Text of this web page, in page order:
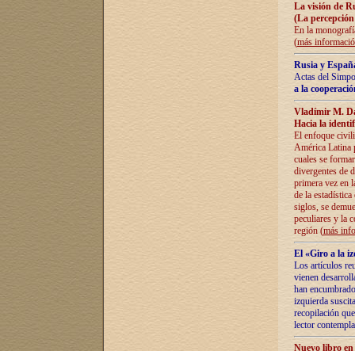
La visión de
(La
En la
(más
Rusia y
Actas del
a la
Vladímir M.
Hacia la
El enfoque
América Latina
cuales se
divergentes de
primera vez en
de la
siglos, se
peculiares y la
región (más
El «Giro a la
Los artículos
vienen
han
izquierda
recopilación
lector
Nuevo libro